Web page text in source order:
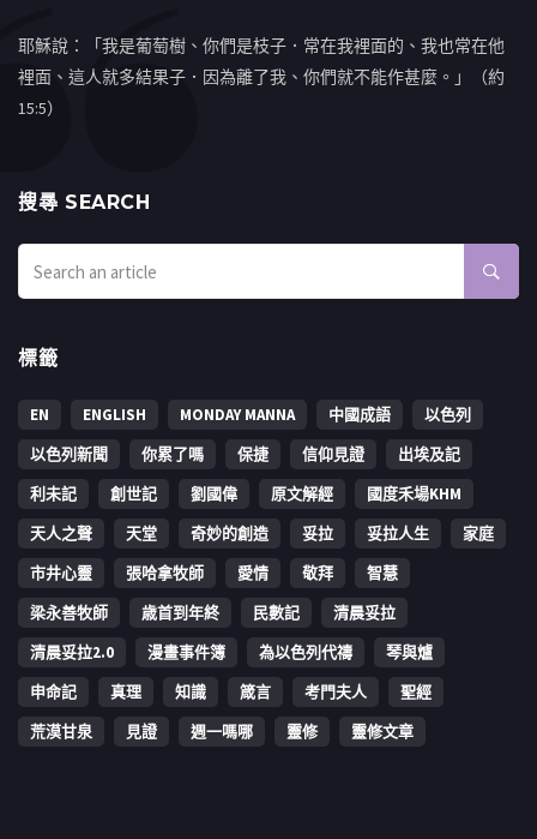
耶穌說：「我是葡萄樹、你們是枝子．常在我裡面的、我也常在他
裡面、這人就多結果子．因為離了我、你們就不能作甚麼。」（約
15:5）
搜㝷 SEARCH
標籤
EN ENGLISH MONDAY MANNA 中國成語
以色列
以色列新聞
你累了嗎 保捷 信仰見證
出埃及記
利未記
創世記 劉國偉 原文解經
國度禾場KHM
天人之聲
天堂 奇妙的創造 妥拉 妥拉人生
家庭
市井心靈
張哈拿牧師 愛情 敬拜
智慧
梁永善牧師
歳首到年終 民數記
清晨妥拉
清晨妥拉2.0
漫畫事件簿 為以色列代禱
琴與爐
申命記
真理 知識 箴言 考門夫人
聖經
荒漠甘泉
見證 週一嗎哪 靈修 靈修文章